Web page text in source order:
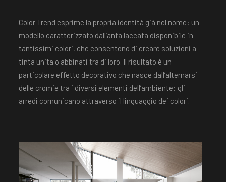
Color Trend esprime la propria identità già nel nome: un
modello caratterizzato dall’anta laccata disponibile in
tantissimi colori, che consentono di creare soluzioni a
tinta unita o abbinati tra di loro. Il risultato è un
particolare effetto decorativo che nasce dall’alternarsi
delle cromie tra i diversi elementi dell’ambiente: gli
arredi comunicano attraverso il linguaggio dei colori.